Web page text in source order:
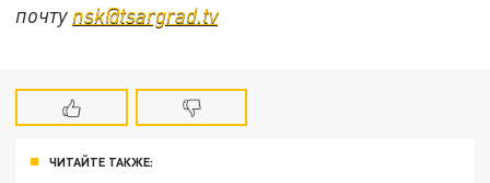
почту nsk@tsargrad.tv
ЧИТАЙТЕ ТАКЖЕ: